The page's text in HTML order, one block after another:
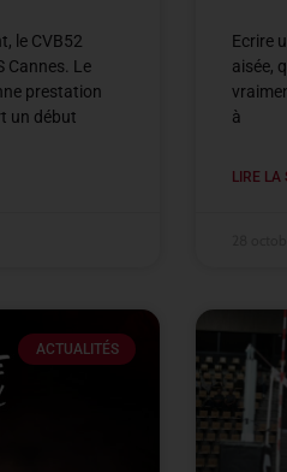
le CVB52
Cannes. Le
prestation
un début
Ecrire
aisée,
à
LIRE LA
ACTUALITÉS